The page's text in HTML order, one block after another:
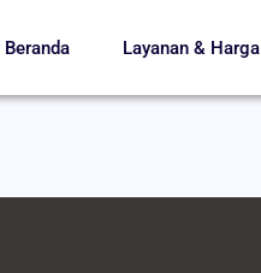
Beranda Layanan & Harga